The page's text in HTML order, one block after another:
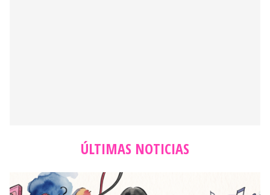
ÚLTIMAS NOTICIAS